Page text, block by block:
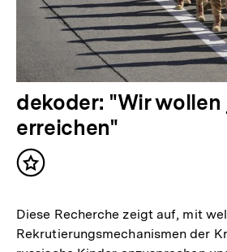
dekoder: "Wir wollen
erreichen"
Inhalt
Diese Recherche zeigt auf, mit
Rekrutierungsmechanismen der